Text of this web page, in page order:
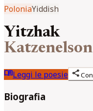
PoloniaYiddish
Yitzhak
Katzenelson
menu_bookLeggi le poesie share
Biografia